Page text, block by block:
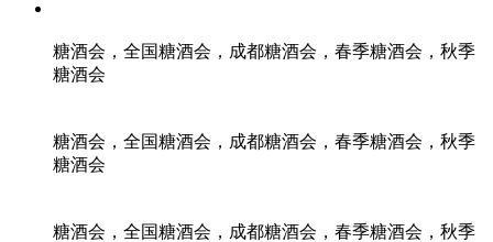
糖酒会，全国糖酒会，成都糖酒会，春季糖酒会，秋季
糖酒会
糖酒会，全国糖酒会，成都糖酒会，春季糖酒会，秋季
糖酒会
糖酒会，全国糖酒会，成都糖酒会，春季糖酒会，秋季